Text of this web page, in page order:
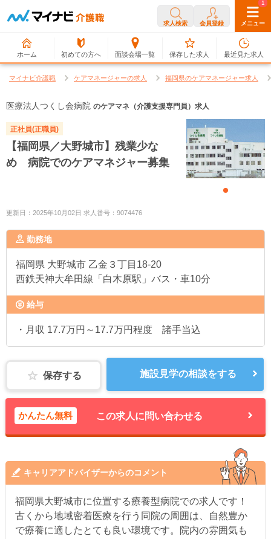
求人検索 会員登録 メニュー
ホーム 初めての方へ 面談会場一覧
0
保存した求人
1
最近見た求人
マイナビ介護職 ケアマネージャーの求人 福岡県のケアマネージャー求人
医療法人つくし会病院 のケアマネ（介護支援専門員）求人
正社員(正職員)
【福岡県／大野城市】残業少な
め 病院でのケアマネジャー募集
更新日：2025年10月02日 求人番号：9074476
勤務地
福岡県 大野城市 乙金３丁目18-20
西鉄天神大牟田線「白木原駅」バス・車10分
給与
・月収 17.7万円～17.7万円程度 諸手当込
保存する 施設見学の相談をする
かんたん無料 この求人に問い合わせる
キャリアアドバイザーからのコメント
福岡県大野城市に位置する療養型病院での求人です！
古くから地域密着医療を行う同院の周囲は、自然豊か
で療養に適したとても良い環境です。院内の雰囲気も